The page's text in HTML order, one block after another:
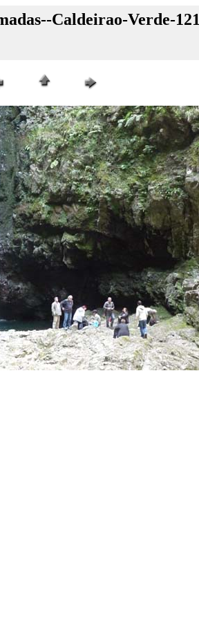
Caldeirao-Verde-